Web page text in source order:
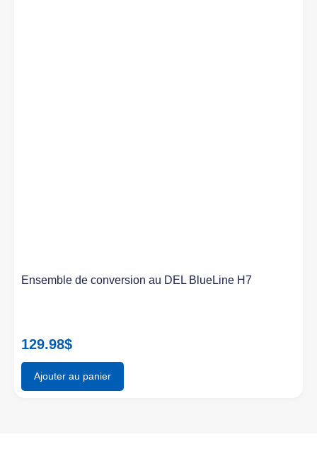
Ensemble de conversion au DEL BlueLine H7
129.98$
Ajouter au panier